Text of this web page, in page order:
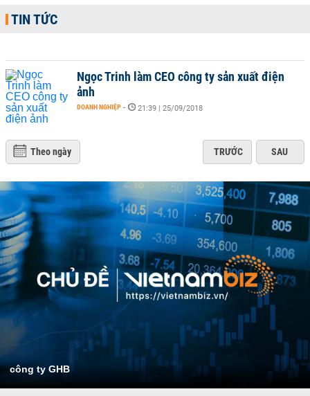
TIN TỨC
Ngọc Trinh làm CEO công ty sản xuất điện
ảnh
DOANH NGHIỆP - 21:39 | 25/09/2018
Theo ngày TRƯỚC SAU
công ty GHB